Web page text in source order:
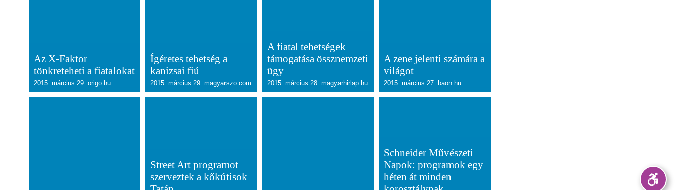
Az X-Faktor
tönkreteheti a fiatalokat
2015. március 29. origo.hu
Ígéretes tehetség a
kanizsai fiú
2015. március 29. magyarszo.com
A fiatal tehetségek
támogatása össznemzeti
ügy
2015. március 28. magyarhirlap.hu
A zene jelenti számára a
világot
2015. március 27. baon.hu
Street Art programot
szerveztek a kőkútisok
Schneider Művészeti
Napok: programok egy
héten át minden